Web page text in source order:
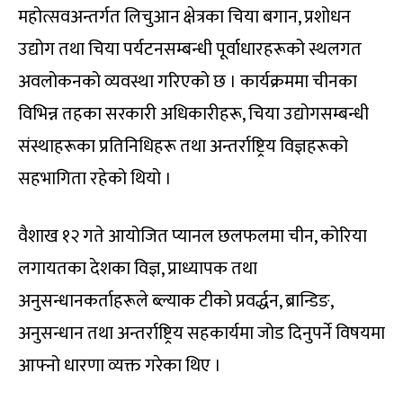
महोत्सवअन्तर्गत लिचुआन क्षेत्रका चिया बगान, प्रशोधन
उद्योग तथा चिया पर्यटनसम्बन्धी पूर्वाधारहरूको स्थलगत
अवलोकनको व्यवस्था गरिएको छ । कार्यक्रममा चीनका
विभिन्न तहका सरकारी अधिकारीहरू, चिया उद्योगसम्बन्धी
संस्थाहरूका प्रतिनिधिहरू तथा अन्तर्राष्ट्रिय विज्ञहरूको
सहभागिता रहेको थियो ।
वैशाख १२ गते आयोजित प्यानल छलफलमा चीन, कोरिया
लगायतका देशका विज्ञ, प्राध्यापक तथा
अनुसन्धानकर्ताहरूले ब्ल्याक टीको प्रवर्द्धन, ब्रान्डिङ,
अनुसन्धान तथा अन्तर्राष्ट्रिय सहकार्यमा जोड दिनुपर्ने विषयमा
आफ्नो धारणा व्यक्त गरेका थिए ।